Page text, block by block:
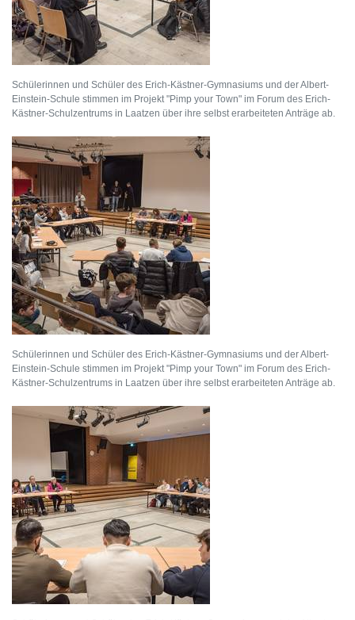
Schülerinnen und Schüler des Erich-Kästner-Gymnasiums und der Albert-
Einstein-Schule stimmen im Projekt "Pimp your Town" im Forum des Erich-
Kästner-Schulzentrums in Laatzen über ihre selbst erarbeiteten Anträge ab.
Schülerinnen und Schüler des Erich-Kästner-Gymnasiums und der Albert-
Einstein-Schule stimmen im Projekt "Pimp your Town" im Forum des Erich-
Kästner-Schulzentrums in Laatzen über ihre selbst erarbeiteten Anträge ab.